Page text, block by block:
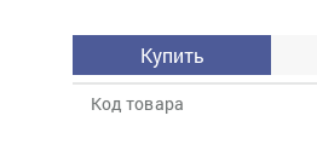
Купить
Код товара